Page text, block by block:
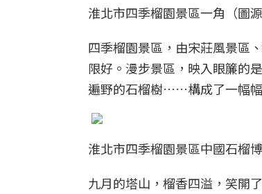
淮北市四季榴園景區一角（圖
四季榴園景區，由宋莊風景區
限好。漫步景區，映入眼簾的
遍野的石榴樹……構成了一幅幅
淮北市四季榴園景區中國石榴
九月的塔山，榴香四溢，笑開